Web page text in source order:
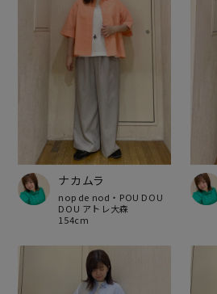
ナカムラ
nop de nod・POU DOU
DOU アトレ大森
154cm